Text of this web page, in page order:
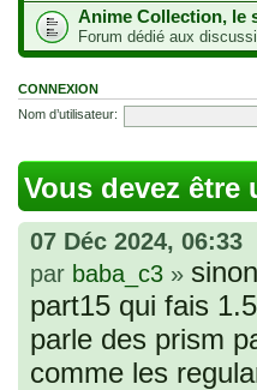
Anime Collection, le
Forum dédié aux
CONNEXION
Nom d’utilisateur:
Vous devez
07 Déc 2024, 06:33
par baba_c3 »
part15 qui fais
parle des prism
comme les